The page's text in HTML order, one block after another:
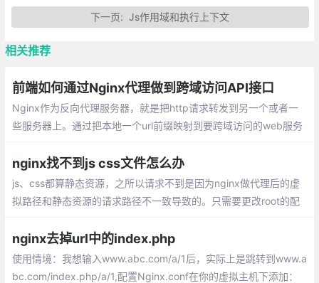
下一页:Js作用域和执行上下文
相关推荐
前端如何通过Nginx代理做到跨域访问API接口
Nginx作为反向代理服务器，就是把http请求转发到另一个或者一
些服务器上。通过把本地一个url前缀映射到要跨域访问的web服务
务器上的一个url
nginx找不到js css文件怎么办
js、css都算静态资源，之所以请求不到是因为nginx做代理后的虚
拟路径和静态资源的请求路径不一致导致的。只需要更改root的配
nginx去掉url中的index.php
使用情境：我想输入www.abc.com/a/1后，实际上是跳转到www.a
bc.com/index.php/a/1,配置Nginx.conf在你的虚拟主机下添加：